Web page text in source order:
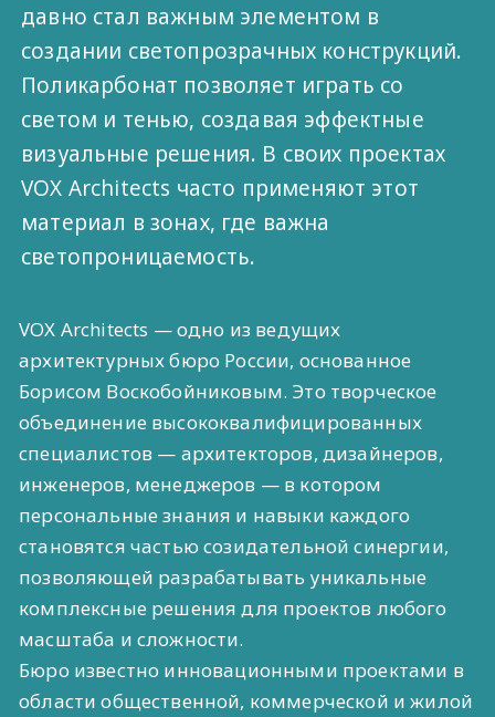
давно стал важным элементом в
создании светопрозрачных конструкций.
Поликарбонат позволяет играть со
светом и тенью, создавая эффектные
визуальные решения. В своих проектах
VOX Architects часто применяют этот
материал в зонах, где важна
светопроницаемость.
VOX Architects — одно из ведущих
архитектурных бюро России, основанное
Борисом Воскобойниковым. Это творческое
объединение высококвалифицированных
специалистов — архитекторов, дизайнеров,
инженеров, менеджеров — в котором
персональные знания и навыки каждого
становятся частью созидательной синергии,
позволяющей разрабатывать уникальные
комплексные решения для проектов любого
масштаба и сложности.
Бюро известно инновационными проектами в
области общественной, коммерческой и жилой